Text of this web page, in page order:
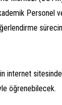
Personel
internet
öğrenebilecek.